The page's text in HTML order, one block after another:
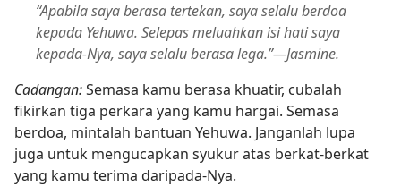
“Apabila saya berasa tertekan, saya selalu berdoa
kepada Yehuwa. Selepas meluahkan isi hati saya
kepada-Nya, saya selalu berasa lega.”​—Jasmine.
Cadangan:Semasa kamu berasa khuatir, cubalah
fikirkan tiga perkara yang kamu hargai. Semasa
berdoa, mintalah bantuan Yehuwa. Janganlah lupa
juga untuk mengucapkan syukur atas berkat-berkat
yang kamu terima daripada-Nya.